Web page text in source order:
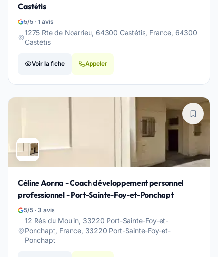
Castétis
5/5 · 1 avis
1275 Rte de Noarrieu, 64300 Castétis, France, 64300
Castétis
Voir la fiche Appeler
Céline Aonna - Coach développement personnel
professionnel - Port-Sainte-Foy-et-Ponchapt
5/5 · 3 avis
12 Rés du Moulin, 33220 Port-Sainte-Foy-et-
Ponchapt, France, 33220 Port-Sainte-Foy-et-
Ponchapt